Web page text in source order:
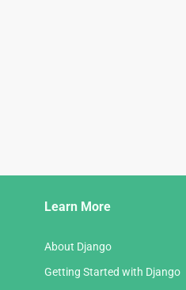
Learn More
About Django
Getting Started with Django